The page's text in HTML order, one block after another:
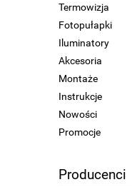
Termowizja
Fotopułapki
Iluminatory
Akcesoria
Montaże
Instrukcje
Nowości
Promocje
Producenci